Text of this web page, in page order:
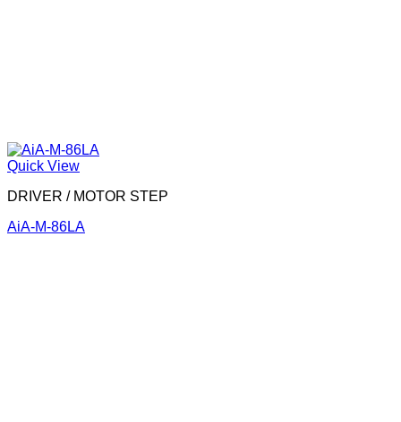
Quick View
DRIVER / MOTOR STEP
AiA-M-86LA